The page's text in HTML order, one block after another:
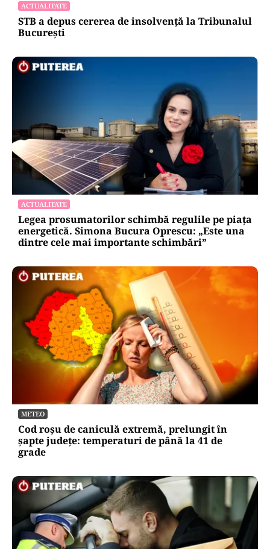
ACTUALITATE
STB a depus cererea de insolvență la Tribunalul
București
ACTUALITATE
Legea prosumatorilor schimbă regulile pe piața
energetică. Simona Bucura Oprescu: „Este una
dintre cele mai importante schimbări”
METEO
Cod roșu de caniculă extremă, prelungit în
șapte județe: temperaturi de până la 41 de
grade